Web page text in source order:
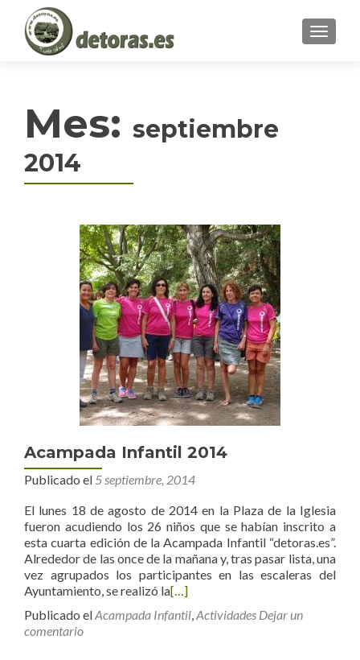
MENU
Mes: septiembre
2014
Acampada Infantil 2014
Publicado el 5 septiembre, 2014
El lunes 18 de agosto de 2014 en la Plaza de la Iglesia
fueron acudiendo los 26 niños que se habían inscrito a
esta cuarta edición de la Acampada Infantil “detoras.es”.
Alrededor de las once de la mañana y, tras pasar lista, una
vez agrupados los participantes en las escaleras del
Ayuntamiento, se realizó la[…]
Publicado elAcampada Infantil,Actividades Dejar un
comentario